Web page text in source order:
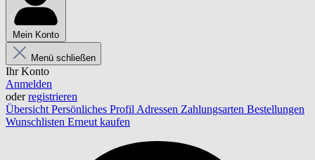
Mein Konto
Menü schließen
Ihr Konto
Anmelden
oderregistrieren
Übersicht Persönliches Profil Adressen Zahlungsarten Bestellungen
Wunschlisten Erneut kaufen